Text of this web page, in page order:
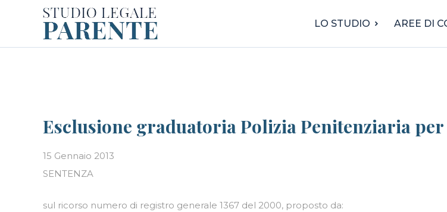
LE PERSONEBLOGCAREER LO STUDIO AREE DI
Esclusione graduatoria Polizia Penitenziaria
15 Gennaio 2013
SENTENZA
sul ricorso numero di registro generale 1367 del 2000, proposto da: